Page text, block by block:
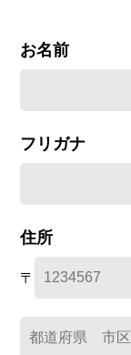
お名前
フリガナ
住所
〒